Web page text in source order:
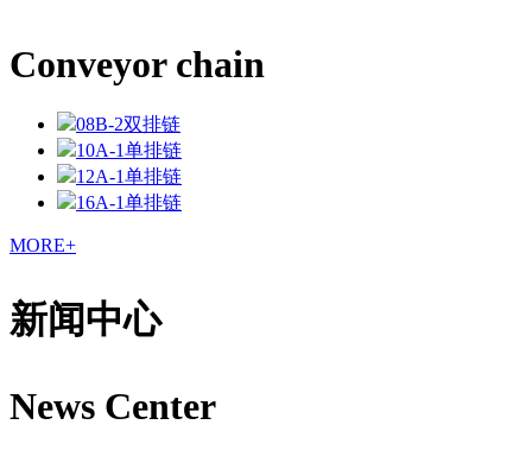
Conveyor chain
08B-2双排链
10A-1单排链
12A-1单排链
16A-1单排链
MORE+
新闻中心
News Center